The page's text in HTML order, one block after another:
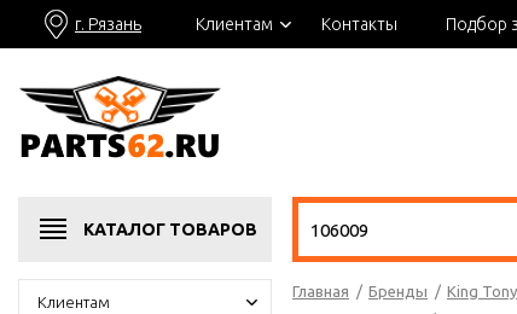
г. Рязань Клиентам Контакты Подбор
КАТАЛОГ ТОВАРОВ
Клиентам
Главная / Бренды / King Tony